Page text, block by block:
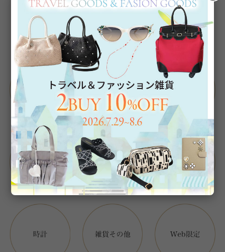
Category
アイテムカテゴリー